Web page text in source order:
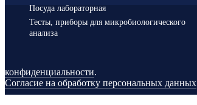
Посуда лабораторная
Тесты, приборы для микробиологического
анализа
конфиденциальности.
Согласие на обработку персональных данных